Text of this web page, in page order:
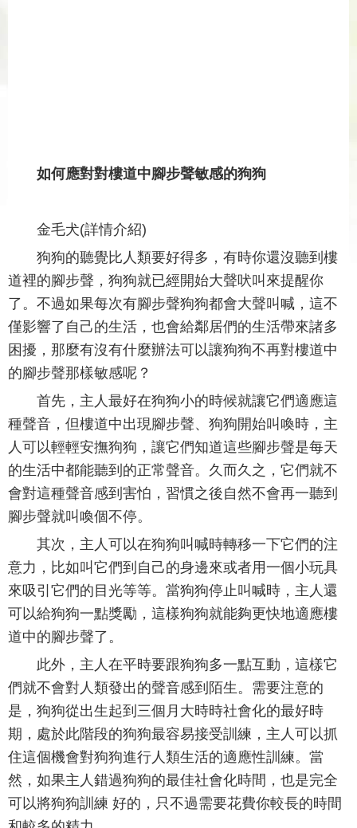
如何應對對樓道中腳步聲敏感的狗狗
金毛犬(詳情介紹)
狗狗的聽覺比人類要好得多，有時你還沒聽到樓
道裡的腳步聲，狗狗就已經開始大聲吠叫來提醒你
了。不過如果每次有腳步聲狗狗都會大聲叫喊，這不
僅影響了自己的生活，也會給鄰居們的生活帶來諸多
困擾，那麼有沒有什麼辦法可以讓狗狗不再對樓道中
的腳步聲那樣敏感呢？
首先，主人最好在狗狗小的時候就讓它們適應這
種聲音，但樓道中出現腳步聲、狗狗開始叫喚時，主
人可以輕輕安撫狗狗，讓它們知道這些腳步聲是每天
的生活中都能聽到的正常聲音。久而久之，它們就不
會對這種聲音感到害怕，習慣之後自然不會再一聽到
腳步聲就叫喚個不停。
其次，主人可以在狗狗叫喊時轉移一下它們的注
意力，比如叫它們到自己的身邊來或者用一個小玩具
來吸引它們的目光等等。當狗狗停止叫喊時，主人還
可以給狗狗一點獎勵，這樣狗狗就能夠更快地適應樓
道中的腳步聲了。
此外，主人在平時要跟狗狗多一點互動，這樣它
們就不會對人類發出的聲音感到陌生。需要注意的
是，狗狗從出生起到三個月大時時社會化的最好時
期，處於此階段的狗狗最容易接受訓練，主人可以抓
住這個機會對狗狗進行人類生活的適應性訓練。當
然，如果主人錯過狗狗的最佳社會化時間，也是完全
可以將狗狗訓練 好的，只不過需要花費你較長的時間